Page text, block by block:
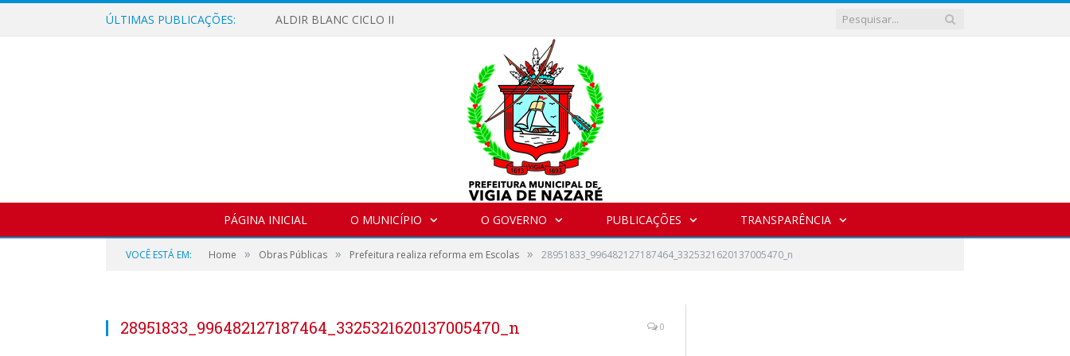
ÚLTIMAS PUBLICAÇÕES: ALDIR BLANC CICLO II
PÁGINA INICIAL O MUNICÍPIO O GOVERNO PUBLICAÇÕES TRANSPARÊNCIA
VOCÊ ESTÁ EM: Home » Obras Públicas » Prefeitura realiza reforma em Escolas » 28951833_996482127187464_3325321620137005470_n
28951833_996482127187464_3325321620137005470_n 0